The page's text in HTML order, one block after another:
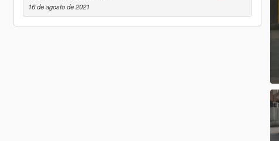
16 de agosto de 2021